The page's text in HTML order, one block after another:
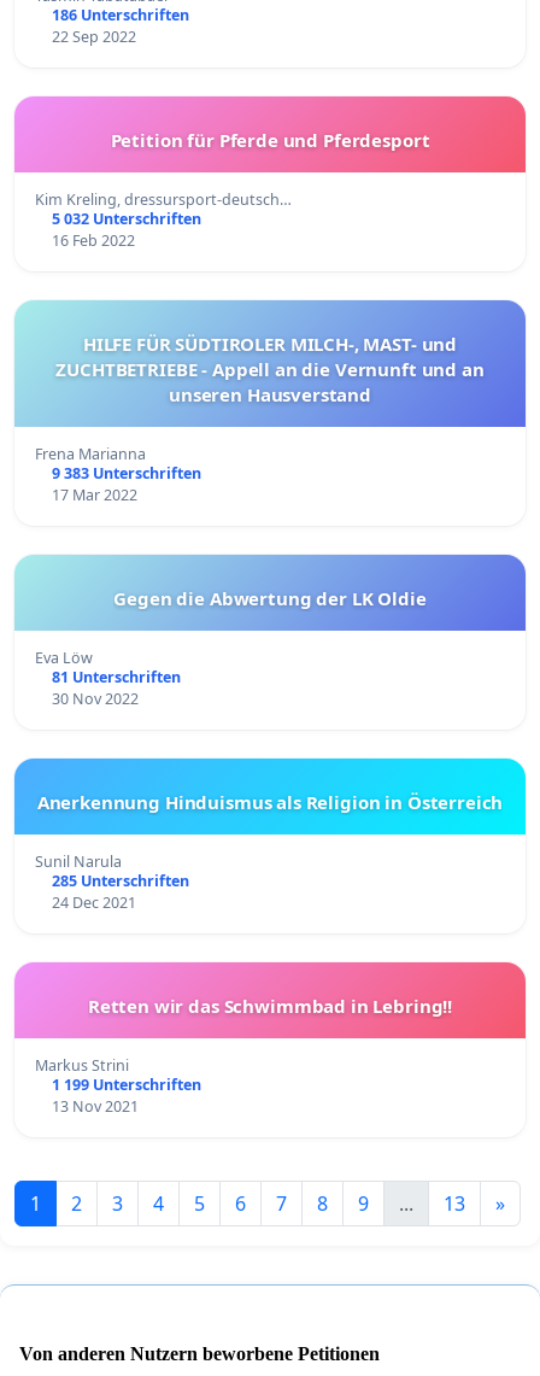
186 Unterschriften
22 Sep 2022
Petition für Pferde und Pferdesport
Kim Kreling, dressursport-deutsch…
5 032 Unterschriften
16 Feb 2022
HILFE FÜR SÜDTIROLER MILCH-, MAST- und
ZUCHTBETRIEBE - Appell an die Vernunft und an
unseren Hausverstand
Frena Marianna
9 383 Unterschriften
17 Mar 2022
Gegen die Abwertung der LK Oldie
Eva Löw
81 Unterschriften
30 Nov 2022
Anerkennung Hinduismus als Religion in Österreich
Sunil Narula
285 Unterschriften
24 Dec 2021
Retten wir das Schwimmbad in Lebring!!
Markus Strini
1 199 Unterschriften
13 Nov 2021
1 2 3 4 5 6 7 8 9 ... 13 »
Von anderen Nutzern beworbene Petitionen